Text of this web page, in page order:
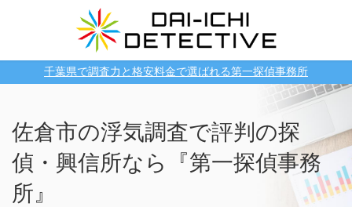
千葉県で調査力と格安料金で選ばれる第一探偵事務所
佐倉市の浮気調査で評判の探
偵・興信所なら『第一探偵事務
所』